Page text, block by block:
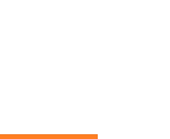
podloge 1 L količina